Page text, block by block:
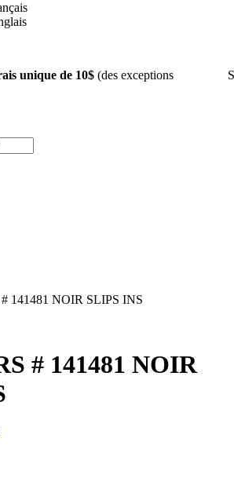
unique de 10$ (des exceptions
# 141481 NOIR